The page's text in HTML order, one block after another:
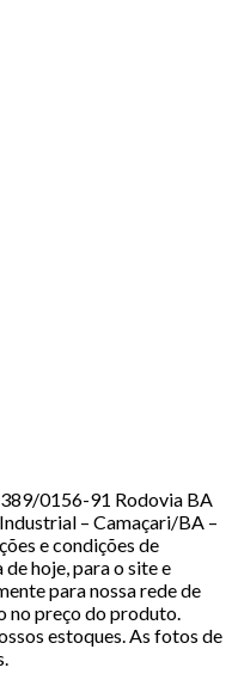
0156-91 Rodovia BA
– Camaçari/BA –
e condições de
hoje, para o site e
para nossa rede de
no preço do produto.
estoques. As fotos de